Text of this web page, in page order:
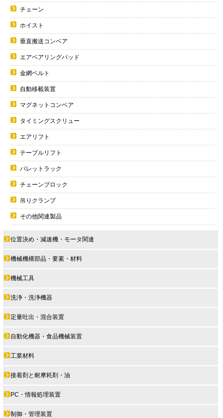
チェーン
ホイスト
垂直搬送コンベア
エアベアリングパッド
金網ベルト
自動移載装置
マグネットコンベア
タイミングスクリュー
エアリフト
テーブルリフト
パレットラック
チェーンブロック
吊りクランプ
その他関連製品
位置決め・減速機・モータ関連
機械機構部品・要素・材料
機械工具
洗浄・洗浄機器
定量吐出・混合装置
自動化機器・食品機械装置
工業材料
接着剤と耐摩耗剤・油
PC・情報処理装置
制御・管理装置